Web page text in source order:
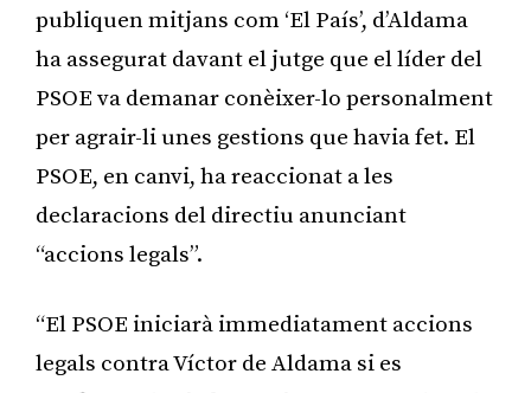
publiquen mitjans com ‘El País’, d’Aldama
ha assegurat davant el jutge que el líder del
PSOE va demanar conèixer-lo personalment
per agrair-li unes gestions que havia fet. El
PSOE, en canvi, ha reaccionat a les
declaracions del directiu anunciant
“accions legals”.
“El PSOE iniciarà immediatament accions
legals contra Víctor de Aldama si es